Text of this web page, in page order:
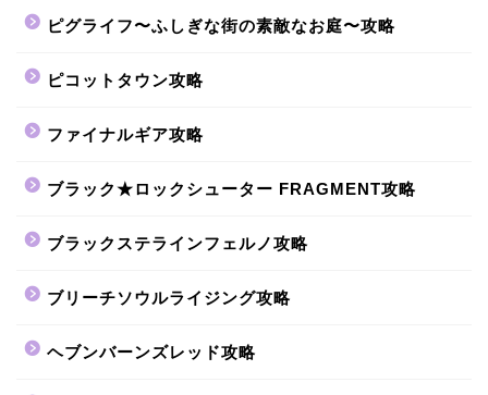
ピグライフ〜ふしぎな街の素敵なお庭〜攻略
ピコットタウン攻略
ファイナルギア攻略
ブラック★ロックシューター FRAGMENT攻略
ブラックステラインフェルノ攻略
ブリーチソウルライジング攻略
ヘブンバーンズレッド攻略